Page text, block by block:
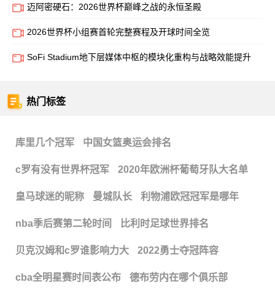
迈阿密硬石：2026世界杯巅峰之战的永恒圣殿
2026世界杯小组赛首轮完整赛程及开球时间全览
SoFi Stadium地下层媒体中枢的模块化重构与战略效能提升
热门标签
库里几个冠军 中国女篮奥运会排名
c罗有没有世界杯冠军 2020年欧洲杯葡萄牙队大名单
皇马球迷的昵称 曼城队长 利物浦欧冠冠军是哪年
nba季后赛第二轮时间 比利时足球世界排名
贝克汉姆和c罗谁影响力大 2022勇士夺冠阵容
cba全明星赛时间表公布 德布劳内在哪个俱乐部